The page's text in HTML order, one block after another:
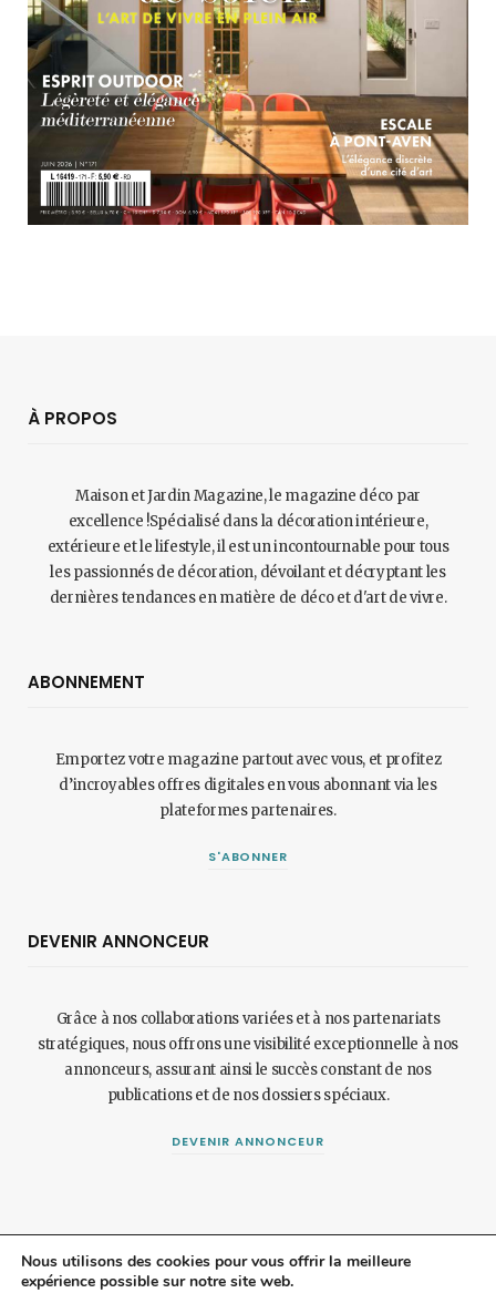
À PROPOS
Maison et Jardin Magazine, le magazine déco par
excellence !Spécialisé dans la décoration intérieure,
extérieure et le lifestyle, il est un incontournable pour tous
les passionnés de décoration, dévoilant et décryptant les
dernières tendances en matière de déco et d'art de vivre.
ABONNEMENT
Emportez votre magazine partout avec vous, et profitez
d’incroyables offres digitales en vous abonnant via les
plateformes partenaires.
S'ABONNER
DEVENIR ANNONCEUR
Grâce à nos collaborations variées et à nos partenariats
stratégiques, nous offrons une visibilité exceptionnelle à nos
annonceurs, assurant ainsi le succès constant de nos
publications et de nos dossiers spéciaux.
DEVENIR ANNONCEUR
Nous utilisons des cookies pour vous offrir la meilleure
expérience possible sur notre site web.